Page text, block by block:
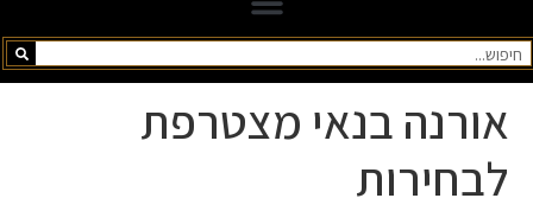
אורנה בנאי מצטרפת
לבחירות